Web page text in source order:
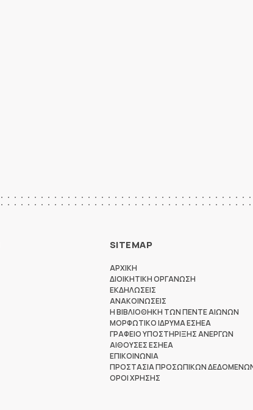
SITEMAP
ΑΡΧΙΚΗ
ΔΙΟΙΚΗΤΙΚΗ ΟΡΓΑΝΩΣΗ
ΕΚΔΗΛΩΣΕΙΣ
ΑΝΑΚΟΙΝΩΣΕΙΣ
Η ΒΙΒΛΙΟΘΗΚΗ ΤΩΝ ΠΕΝΤΕ ΑΙΩΝΩΝ
ΜΟΡΦΩΤΙΚΟ ΙΔΡΥΜΑ ΕΣΗΕΑ
ΓΡΑΦΕΙΟ ΥΠΟΣΤΗΡΙΞΗΣ ΑΝΕΡΓΩΝ
ΑΙΘΟΥΣΕΣ ΕΣΗΕΑ
ΕΠΙΚΟΙΝΩΝΙΑ
ΠΡΟΣΤΑΣΙΑ ΠΡΟΣΩΠΙΚΩΝ
ΟΡΟΙ ΧΡΗΣΗΣ